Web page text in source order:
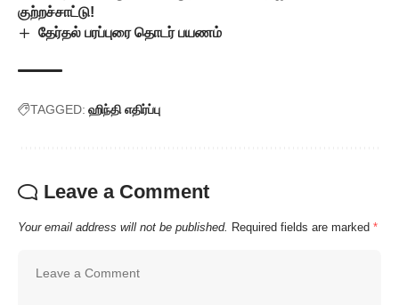
குற்றச்சாட்டு!
தேர்தல் பரப்புரை தொடர் பயணம்
TAGGED: ஹிந்தி எதிர்ப்பு
Leave a Comment
Your email address will not be published. Required fields are marked *